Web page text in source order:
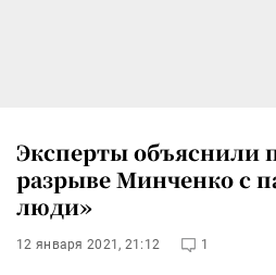
Эксперты объяснили
разрыве Минченко с
люди»
12 января 2021, 21:12 1